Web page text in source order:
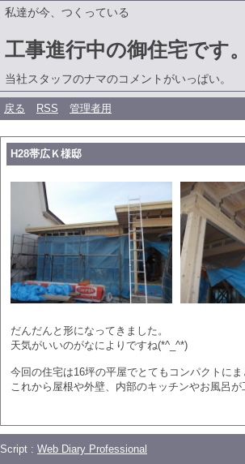
私達が今、つくっている
工事進行中の御住宅です
当社スタッフのナマのコメントがいっぱい。
戻る RSS 管理者用
H28帯広Ｋ様邸
だんだんと形になってきました。
天気がいいのがなによりですね(*^_^*)
今回の住宅は16坪の平屋でとてもコンパクトに
これから屋根や外壁、内部のキッチンやお風呂
Script : Web Diary Professional